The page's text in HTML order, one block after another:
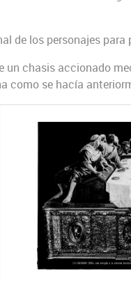
de los personajes para
un chasis accionado
como se hacía